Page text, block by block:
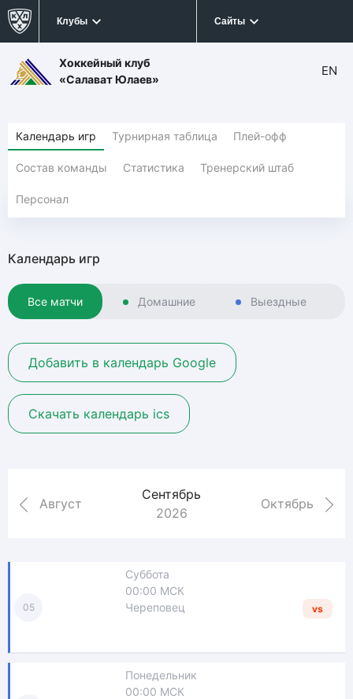
Клубы Сайты
Хоккейный клуб
«Салават Юлаев»
EN
Календарь игр Турнирная таблица Плей-офф
Состав команды Статистика Тренерский штаб
Персонал
Календарь игр
Все матчи Домашние Выездные
Добавить в календарь Google
Скачать календарь ics
Август
Сентябрь
2026
Октябрь
05
Суббота
00:00 МСК
Череповец
vs
Понедельник
00:00 МСК